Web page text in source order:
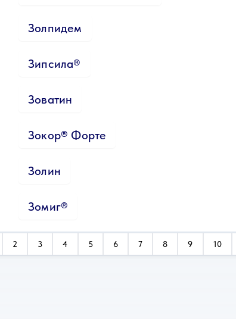
Золпидем
Зипсила®
Зоватин
Зокор® Форте
Золин
Зомиг®
2 3 4 5 6 7 8 9 10